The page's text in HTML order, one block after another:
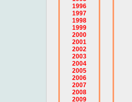
1996
1997
1998
1999
2000
2001
2002
2003
2004
2005
2006
2007
2008
2009